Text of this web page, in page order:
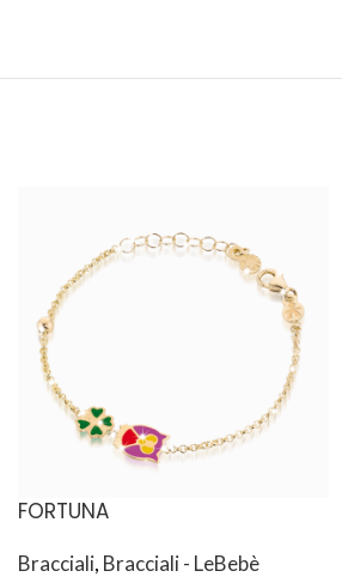
FORTUNA
Bracciali, Bracciali - LeBebè